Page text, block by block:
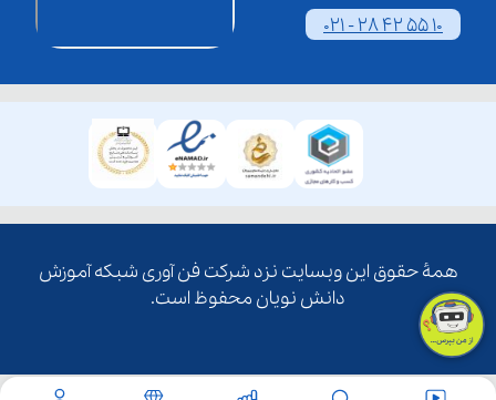
021 - 28 42 55 10
همۀ حقوق این وبسایت نزد شرکت فن آوری شبکه آموزش
دانش نویان محفوظ است.